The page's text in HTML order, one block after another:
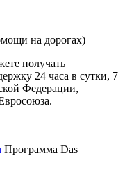
на дорогах)
получать
24 часа в сутки, 7
Федерации,
Программа Das